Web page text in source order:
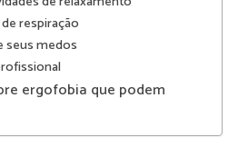
respiração
seus medos
ergofobia que podem